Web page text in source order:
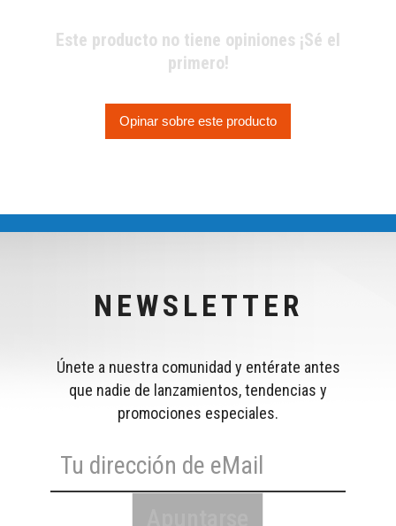
Este producto no tiene opiniones ¡Sé el
primero!
Opinar sobre este producto
NEWSLETTER
Únete a nuestra comunidad y entérate antes
que nadie de lanzamientos, tendencias y
promociones especiales.